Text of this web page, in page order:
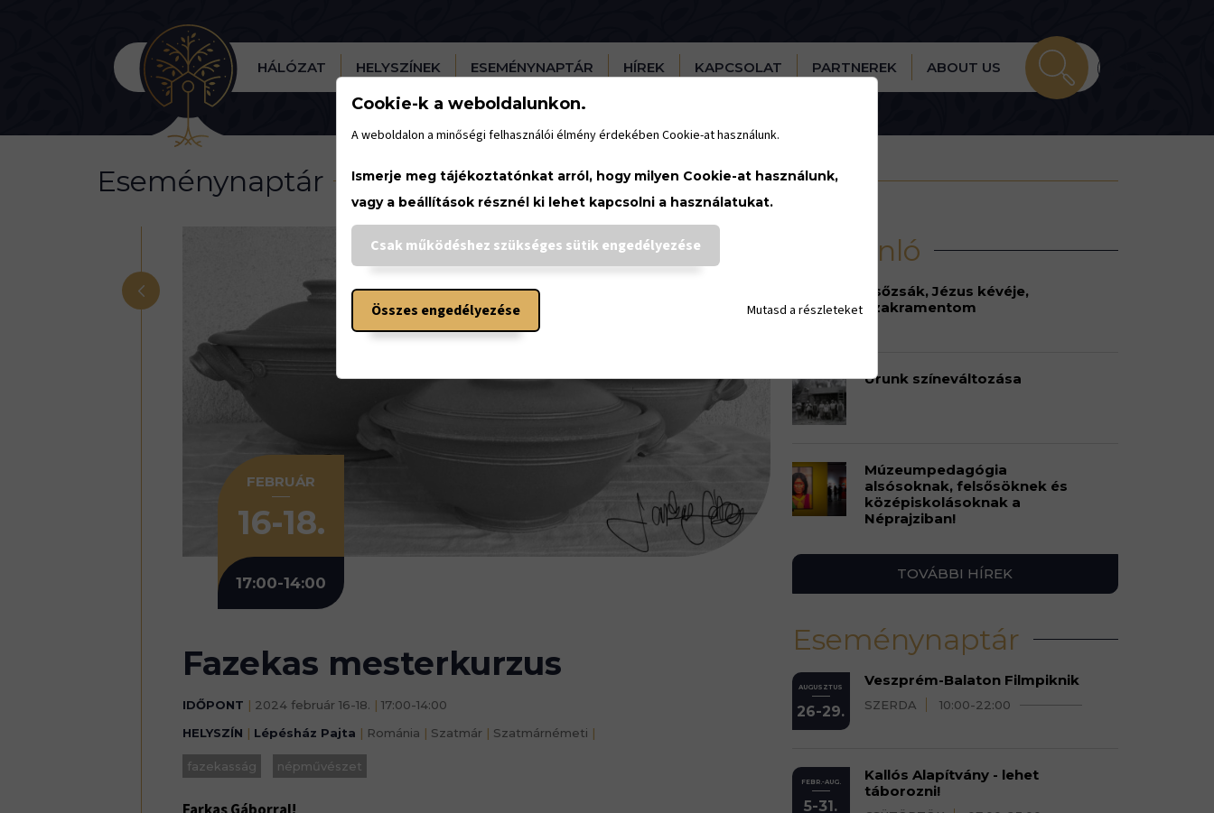
HÁLÓZAT HELYSZÍNEK ESEMÉNYNAPTÁR HÍREK KAPCSOLAT PARTNEREK ABOUT US
Eseménynaptár
<
FEBRUÁR
16-18.
17:00-14:00
Fazekas mesterkurzus
IDŐPONT | 2024 február 16-18. | 17:00-14:00
HELYSZÍN | Lépésház Pajta | Románia | Szatmár | Szatmárnémeti |
fazekasság népművészet
Hírajánló
Esőzsák, Jézus kévéje,
szakramentom
Urunk színeváltozása
Múzeumpedagógia
alsósoknak, felsősöknek és
középiskolásoknak a
Néprajziban!
TOVÁBBI HÍREK
Eseménynaptár
AUGUSZTUS
26-29.
Veszprém-Balaton Filmpiknik
SZERDA 10:00-22:00
FEBR.-AUG.
5-31.
Kallós Alapítvány - lehet
táborozni!
Cookie-k a weboldalunkon.
A weboldalon a minőségi felhasználói élmény érdekében Cookie-at használunk.
Ismerje meg tájékoztatónkat arról, hogy milyen Cookie-at használunk,
vagy a beállítások résznél ki lehet kapcsolni a használatukat.
Csak működéshez szükséges sütik engedélyezése
Összes engedélyezése Mutasd a részleteket